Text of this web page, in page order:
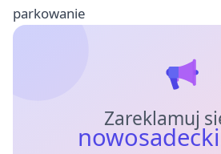
parkowanie
Zareklamuj